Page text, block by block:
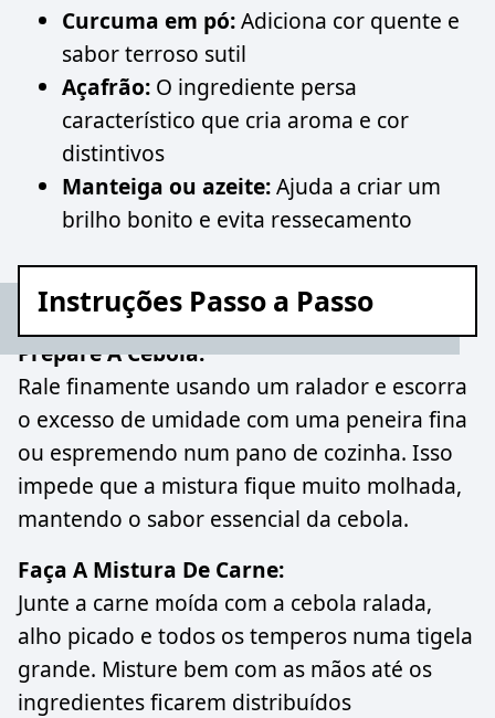
Curcuma em pó:Adiciona cor quente e
sabor terroso sutil
Açafrão: O ingrediente persa
característico que cria aroma e cor
distintivos
Manteiga ou azeite:Ajuda a criar um
brilho bonito e evita ressecamento
Instruções Passo a Passo
Prepare A Cebola:
Rale finamente usando um ralador e escorra
o excesso de umidade com uma peneira fina
ou espremendo num pano de cozinha. Isso
impede que a mistura fique muito molhada,
mantendo o sabor essencial da cebola.
Faça A Mistura De Carne:
Junte a carne moída com a cebola ralada,
alho picado e todos os temperos numa tigela
grande. Misture bem com as mãos até os
ingredientes ficarem distribuídos